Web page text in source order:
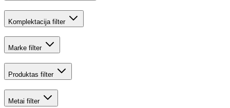
Komplektacija filter
Marke filter
Produktas filter
Metai filter